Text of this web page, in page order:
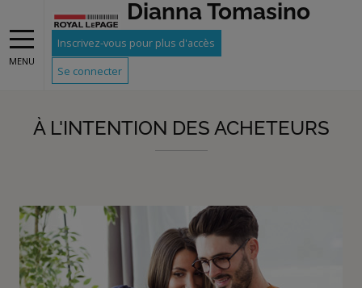
MENU
Dianna Tomasino
Gray
Inscrivez-vous pour plus d'accès
Se connecter
À L'INTENTION DES ACHETEURS